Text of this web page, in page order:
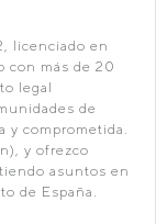
licenciado en
con más de 20
legal
de
y comprometida.
y ofrezco
asuntos en
de España.